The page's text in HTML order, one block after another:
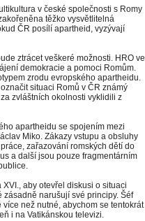
v české společnosti s Romy
těžko vysvětlitelná
ČR posílí apartheid, vyzývají
ztrácet veškeré možnosti. HRO ve
demokracie a pomoci Romům.
zrodu evropského apartheidu.
situaci Romů v ČR známý
zvláštních okolnosti vyklidili z
apartheidu se spojením mezi
Miko. Zákazy vstupu a obsluhy
zařazování romských dětí do
a další jsou pouze fragmentárním
aby otevřel diskusi o situaci
zásadně narušují své principy. Šéf
než nutné, abychom se tentokrát
i na Vatikánskou televizi.